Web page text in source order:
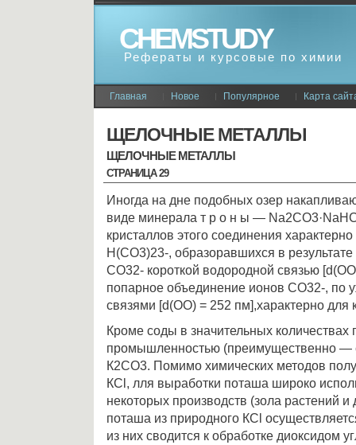
CHEMSTUDY
Рефераты и курсовые по химии
Главная Новое Популярное Карта
ЩЕЛОЧНЫЕ МЕТАЛЛЫ
ЩЕЛОЧНЫЕ МЕТАЛЛЫ
СТРАНИЦА 29
Иногда на дне подобных озер
виде минерала т р о н ы —
кристаллов этого соединения
Н(СО3)23-, образоравшихся в
СО32- короткой водородной связью
попарное объединение ионов СО32-, по
связями [d(OO) = 252 пм],характерно для
Кроме соды в значительных количествах
промышленностью (преимущественно —
К2СО3. Помимо химических методов
КСl, лля выработки поташа широко
некоторых производств (зола растений
поташа из природного КСl
из них сводится к обработке диоксидом